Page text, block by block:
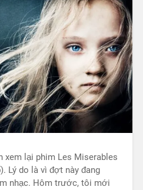
xem lại phim Les Miserables
Lý do là vì đợt này đang
nhạc. Hôm trước, tôi mới